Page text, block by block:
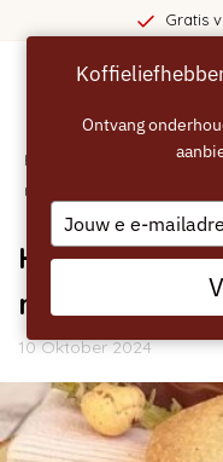
Gratis
Home
recept
Hazelnoot -
recept
10 Oktober 2024
Ontvang
Type
your
email